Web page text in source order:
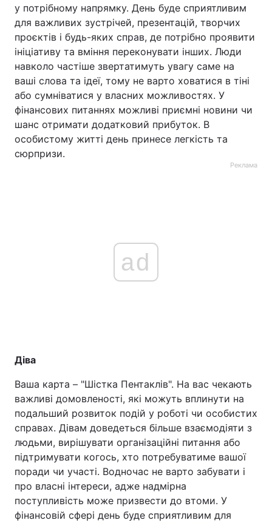
у потрібному напрямку. День буде сприятливим
для важливих зустрічей, презентацій, творчих
проєктів і будь-яких справ, де потрібно проявити
ініціативу та вміння переконувати інших. Люди
навколо частіше звертатимуть увагу саме на
ваші слова та ідеї, тому не варто ховатися в тіні
або сумніватися у власних можливостях. У
фінансових питаннях можливі приємні новини чи
шанс отримати додатковий прибуток. В
особистому житті день принесе легкість та
сюрпризи.
Реклама
ad
Діва
Ваша карта – "Шістка Пентаклів". На вас чекають
важливі домовленості, які можуть вплинути на
подальший розвиток подій у роботі чи особистих
справах. Дівам доведеться більше взаємодіяти з
людьми, вирішувати організаційні питання або
підтримувати когось, хто потребуватиме вашої
поради чи участі. Водночас не варто забувати і
про власні інтереси, адже надмірна
поступливість може призвести до втоми. У
фінансовій сфері день буде сприятливим для